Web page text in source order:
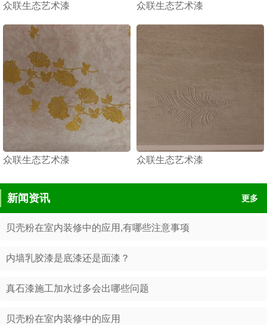
众联生态艺术漆 众联生态艺术漆
众联生态艺术漆 众联生态艺术漆
新闻资讯 更多
贝壳粉在室内装修中的应用,有哪些注意事项
内墙乳胶漆是底漆还是面漆？
真石漆施工加水过多会出哪些问题
贝壳粉在室内装修中的应用